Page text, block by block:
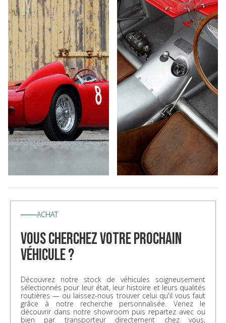
ACHAT
vous cherchez votre prochain
véhicule ?
Découvrez notre stock de véhicules soigneusement
sélectionnés pour leur état, leur histoire et leurs qualités
routières — ou laissez-nous trouver celui qu'il vous faut
grâce à notre recherche personnalisée. Venez le
découvrir dans notre showroom puis repartez avec ou
bien par transporteur directement chez vous,